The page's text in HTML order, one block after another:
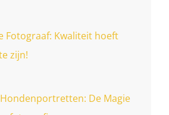
Fotograaf: Kwaliteit hoeft
zijn!
De Magie